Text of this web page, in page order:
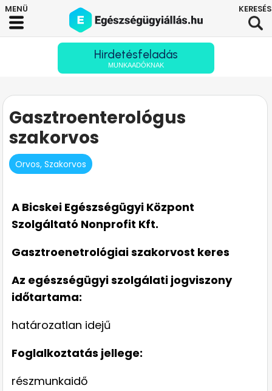
Hirdetésfeladás
MUNKAADÓKNAK
Gasztroenterológus
szakorvos
Orvos, Szakorvos
A Bicskei Egészségügyi Központ
Szolgáltató Nonprofit Kft.
Gasztroenetrológiai szakorvost keres
Az egészségügyi szolgálati jogviszony
időtartama:
határozatlan idejű
Foglalkoztatás jellege:
részmunkaidő